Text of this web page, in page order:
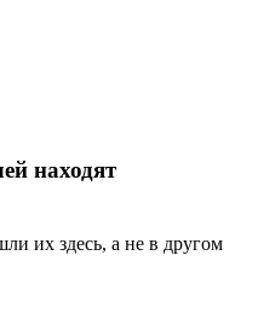
находят
их здесь, а не в другом